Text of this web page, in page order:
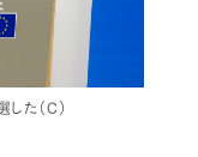
た（C）